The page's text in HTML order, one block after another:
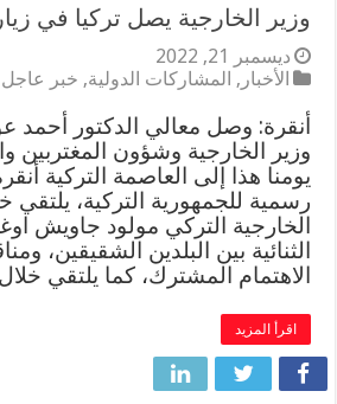
وزير الخارجية يصل تركيا في
ديسمبر 21, 2022
الأخبار , المشاركات الدولية, خبر عاجل
أنقرة: وصل معالي الدكتور أحمد
وزير الخارجية وشؤون المغتربين
يومنا هذا إلى العاصمة التركية
رسمية للجمهورية التركية، يلتقي
الخارجية التركي مولود جاويش
الثنائية بين البلدين الشقيقين،
الاهتمام المشترك، كما يلتقي
اقرأ المزيد